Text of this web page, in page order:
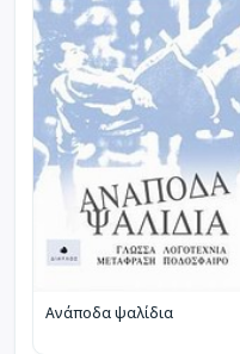
Ανάποδα ψαλίδια